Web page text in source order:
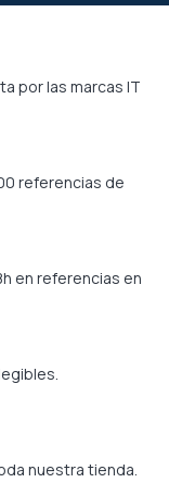
por las marcas IT
referencias de
en referencias en
nuestra tienda.